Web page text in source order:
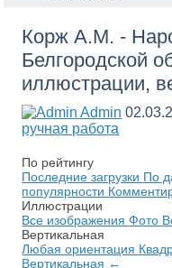
Корж А.М. -
Белгородской
иллюстрации,
Admin
ручная работа
По рейтингу
Последние загрузки По
популярности
Иллюстрации
Все изображенияФото
Вертикальная
Любая ориентация
Вертикальная ←